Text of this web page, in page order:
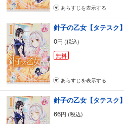
あらすじを表示する
針子の乙女【タテス
0円 (税込)
無料
あらすじを表示する
針子の乙女【タテス
66円 (税込)